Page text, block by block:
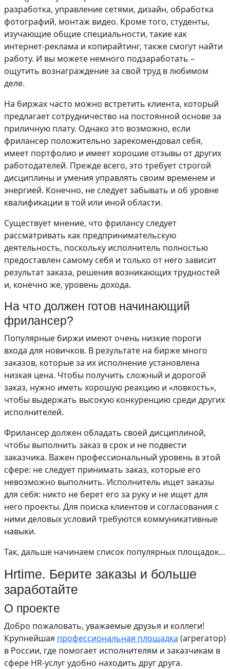
разработка, управление сетями, дизайн, обработка
фотографий, монтаж видео. Кроме того, студенты,
изучающие общие специальности, такие как
интернет-реклама и копирайтинг, также смогут найти
работу. И вы можете немного подзаработать –
ощутить вознаграждение за свой труд в любимом
деле.
На биржах часто можно встретить клиента, который
предлагает сотрудничество на постоянной основе за
приличную плату. Однако это возможно, если
фрилансер положительно зарекомендовал себя,
имеет портфолио и имеет хорошие отзывы от других
работодателей. Прежде всего, это требует строгой
дисциплины и умения управлять своим временем и
энергией. Конечно, не следует забывать и об уровне
квалификации в той или иной области.
Существует мнение, что фрилансу следует
рассматривать как предпринимательскую
деятельность, поскольку исполнитель полностью
предоставлен самому себя и только от него зависит
результат заказа, решения возникающих трудностей
и, конечно же, уровень дохода.
На что должен готов начинающий
фрилансер?
Популярные биржи имеют очень низкие пороги
входа для новичков. В результате на бирже много
заказов, которые за их исполнение установлена
низкая цена. Чтобы получить сложный и дорогой
заказ, нужно иметь хорошую реакцию и «ловкость»,
чтобы выдержать высокую конкуренцию среди других
исполнителей.
Фрилансер должен обладать своей дисциплиной,
чтобы выполнить заказ в срок и не подвести
заказчика. Важен профессиональный уровень в этой
сфере: не следует принимать заказ, которые его
невозможно выполнить. Исполнитель ищет заказы
для себя: никто не берет его за руку и не ищет для
него проекты. Для поиска клиентов и согласования с
ними деловых условий требуются коммуникативные
навыки.
Так, дальше начинаем список популярных площадок…
Hrtime. Берите заказы и больше
заработайте
О проекте
Добро пожаловать, уважаемые друзья и коллеги!
Крупнейшая профессиональная площадка (агрегатор)
в России, где помогает исполнителям и заказчикам в
сфере HR-услуг удобно находить друг друга.